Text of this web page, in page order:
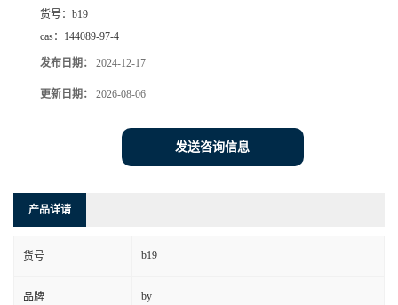
货号： b19
cas： 144089-97-4
发布日期： 2024-12-17
更新日期： 2026-08-06
发送咨询信息
产品详请
货号 b19
品牌 by